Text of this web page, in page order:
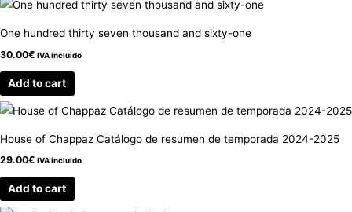
One hundred thirty seven thousand and sixty-one
30.00€ IVA incluido
Add to cart
House of Chappaz Catálogo de resumen de temporada 2024-2025
29.00€ IVA incluido
Add to cart